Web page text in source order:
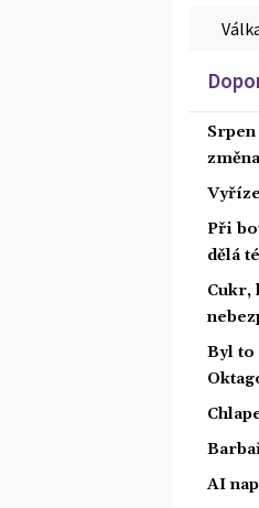
Při
dělá
Cukr,
Byl to
AI